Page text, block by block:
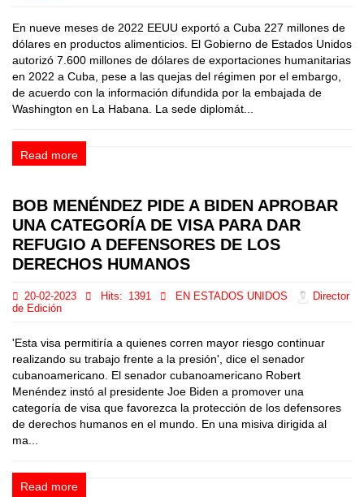
En nueve meses de 2022 EEUU exportó a Cuba 227 millones de
dólares en productos alimenticios. El Gobierno de Estados Unidos
autorizó 7.600 millones de dólares de exportaciones humanitarias
en 2022 a Cuba, pese a las quejas del régimen por el embargo,
de acuerdo con la información difundida por la embajada de
Washington en La Habana. La sede diplomát...
Read more
BOB MENÉNDEZ PIDE A BIDEN APROBAR
UNA CATEGORÍA DE VISA PARA DAR
REFUGIO A DEFENSORES DE LOS
DERECHOS HUMANOS
20-02-2023 Hits: 1391 EN ESTADOS UNIDOS
Director
de Edición
'Esta visa permitiría a quienes corren mayor riesgo continuar
realizando su trabajo frente a la presión', dice el senador
cubanoamericano. El senador cubanoamericano Robert
Menéndez instó al presidente Joe Biden a promover una
categoría de visa que favorezca la protección de los defensores
de derechos humanos en el mundo. En una misiva dirigida al
ma...
Read more